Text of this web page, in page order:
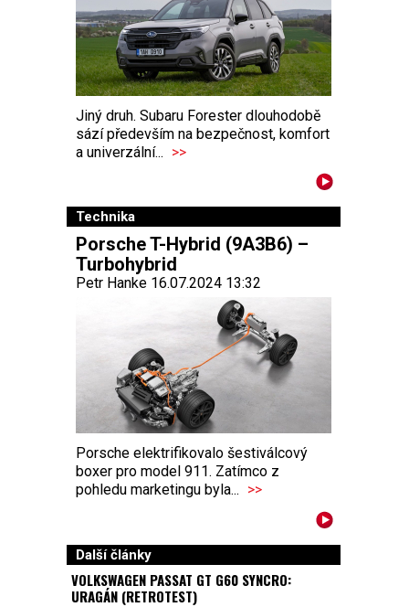
Jiný druh. Subaru Forester dlouhodobě
sází především na bezpečnost, komfort
a univerzální... >>
Technika
Porsche T-Hybrid (9A3B6) –
Turbohybrid
Petr Hanke 16.07.2024 13:32
Porsche elektrifikovalo šestiválcový
boxer pro model 911. Zatímco z
pohledu marketingu byla... >>
Další články
VOLKSWAGEN PASSAT GT G60 SYNCRO:
URAGÁN (RETROTEST)